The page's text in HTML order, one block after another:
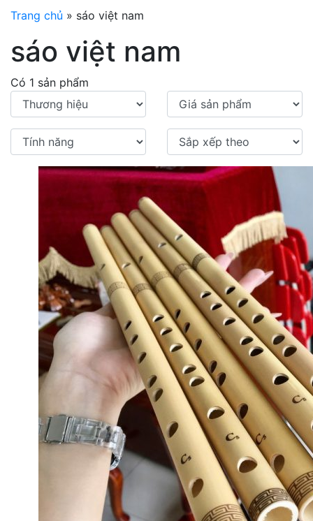
Trang chủ » sáo việt nam
sáo việt nam
Có 1 sản phẩm